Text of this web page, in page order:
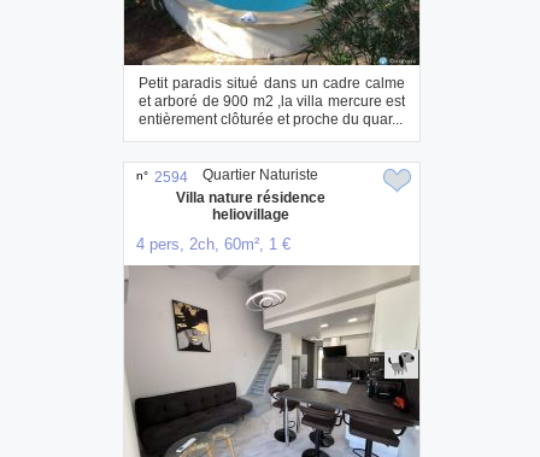
Petit paradis situé dans un cadre calme
et arboré de 900 m2 ,la villa mercure est
entièrement clôturée et proche du quar...
n° 2594
Villa nature résidence
heliovillage
4 pers, 2ch, 60m², 1 €
Quartier Naturiste